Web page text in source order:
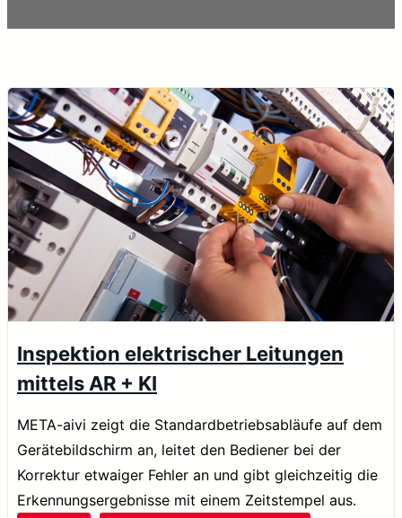
Inspektion elektrischer Leitungen
mittels AR + KI
META-aivi zeigt die Standardbetriebsabläufe auf dem
Gerätebildschirm an, leitet den Bediener bei der
Korrektur etwaiger Fehler an und gibt gleichzeitig die
Erkennungsergebnisse mit einem Zeitstempel aus.